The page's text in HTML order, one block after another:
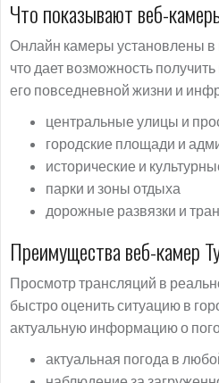
Что показывают веб-
Онлайн камеры установлены в
что дает возможность
его повседневной жизни и
центральные улицы и
городские площади и
исторические и
парки и зоны отдыха
дорожные развязки и
Преимущества веб-камер
Просмотр трансляций в
быстро оценить ситуацию в
актуальную информацию о
актуальная погода в